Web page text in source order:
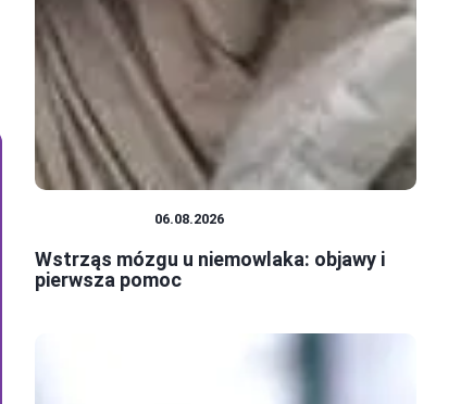
06.08.2026
Wstrząs mózgu u niemowlaka: objawy i
pierwsza pomoc